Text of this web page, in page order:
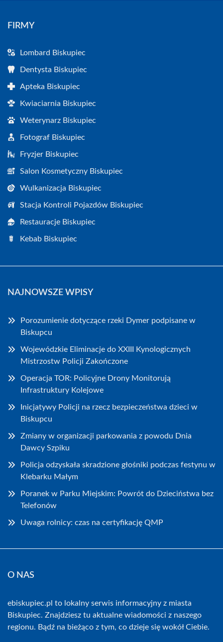
FIRMY
Lombard Biskupiec
Dentysta Biskupiec
Apteka Biskupiec
Kwiaciarnia Biskupiec
Weterynarz Biskupiec
Fotograf Biskupiec
Fryzjer Biskupiec
Salon Kosmetyczny Biskupiec
Wulkanizacja Biskupiec
Stacja Kontroli Pojazdów Biskupiec
Restauracje Biskupiec
Kebab Biskupiec
NAJNOWSZE WPISY
Porozumienie dotyczące rzeki Dymer podpisane w
Biskupcu
Wojewódzkie Eliminacje do XXIII Kynologicznych
Mistrzostw Policji Zakończone
Operacja TOR: Policyjne Drony Monitorują
Infrastruktury Kolejowe
Inicjatywy Policji na rzecz bezpieczeństwa dzieci w
Biskupcu
Zmiany w organizacji parkowania z powodu Dnia
Dawcy Szpiku
Policja odzyskała skradzione głośniki podczas festynu w
Klebarku Małym
Poranek w Parku Miejskim: Powrót do Dzieciństwa bez
Telefonów
Uwaga rolnicy: czas na certyfikację QMP
O NAS
ebiskupiec.pl to lokalny serwis informacyjny z miasta
Biskupiec. Znajdziesz tu aktualne wiadomości z naszego
regionu. Bądź na bieżąco z tym, co dzieje się wokół Ciebie.